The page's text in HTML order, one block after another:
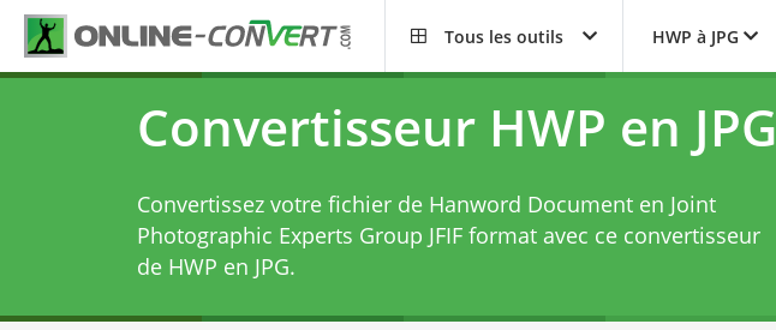
Tous les outils HWP à JPG
Convertisseur HWP en JPG
Convertissez votre fichier de Hanword Document en Joint
Photographic Experts Group JFIF format avec ce convertisseur
de HWP en JPG.